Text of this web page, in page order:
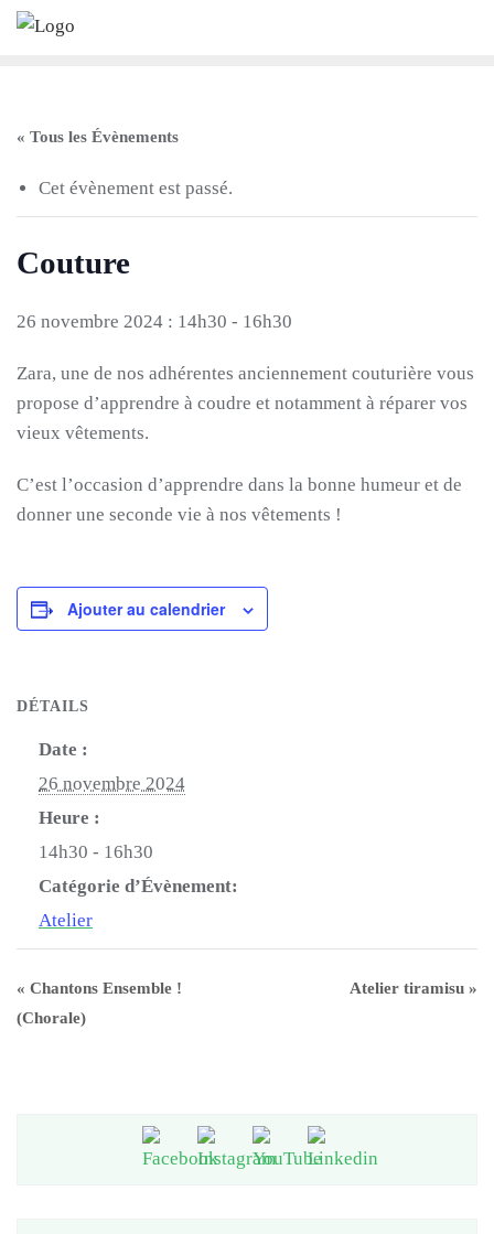
Skip
« Tous les Évènements
Cet évènement est passé.
Couture
26 novembre 2024 : 14h30 - 16h30
Zara, une de nos adhérentes anciennement couturière vous
propose d’apprendre à coudre et notamment à réparer vos
vieux vêtements.
C’est l’occasion d’apprendre dans la bonne humeur et de
donner une seconde vie à nos vêtements !
Ajouter au calendrier
DÉTAILS
Date :
26 novembre 2024
Heure :
14h30 - 16h30
Catégorie d’Évènement:
Atelier
« Chantons Ensemble !
(Chorale)
Atelier tiramisu »